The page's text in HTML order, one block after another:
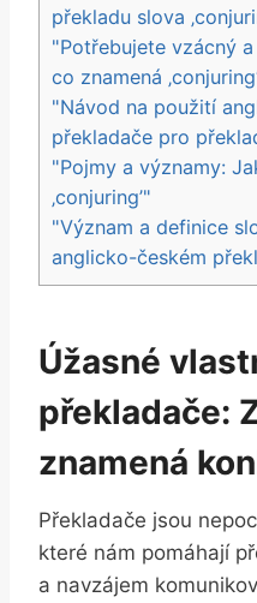
překladu slova
"Potřebujete vzácný
co znamená
"Návod na použití
překladače pro
"Pojmy a významy:
‚conjuring’"
"Význam a definice
anglicko-českém
Úžasné
překladače:
znamená
Překladače jsou
které nám pomáhají
a navzájem